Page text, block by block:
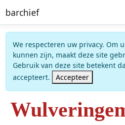
barchief
We respecteren uw privacy. Om
kunnen zijn, maakt deze site
Gebruik van deze site betekent
accepteert.
Accepteer